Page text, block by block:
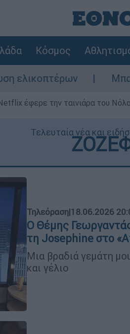
Κόσμος
Μπαράζ
έφερε την ταινιάρα του
Τελευταία νέα και
Τηλεόραση|18.06.2026
Ο Θέμης
τη Josephine στο
Μια βραδιά γεμάτη
και γέλιο